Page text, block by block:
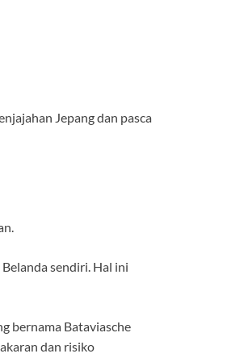
Jepang dan pasca
sendiri. Hal ini
bernama Bataviasche
dan risiko